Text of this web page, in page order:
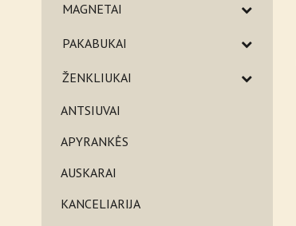
MAGNETAI
PAKABUKAI
ŽENKLIUKAI
ANTSIUVAI
APYRANKĖS
AUSKARAI
KANCELIARIJA